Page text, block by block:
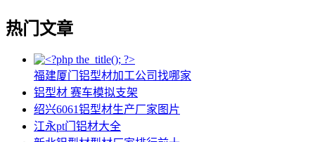
热门文章
福建厦门铝型材加工公司找哪家
铝型材 赛车模拟支架
绍兴6061铝型材生产厂家图片
江永pt门铝材大全